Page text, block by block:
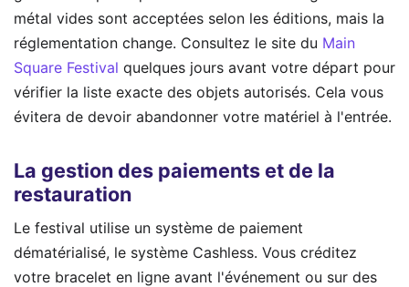
métal vides sont acceptées selon les éditions, mais la
réglementation change. Consultez le site du Main
Square Festival quelques jours avant votre départ pour
vérifier la liste exacte des objets autorisés. Cela vous
évitera de devoir abandonner votre matériel à l'entrée.
La gestion des paiements et de la
restauration
Le festival utilise un système de paiement
dématérialisé, le système Cashless. Vous créditez
votre bracelet en ligne avant l'événement ou sur des